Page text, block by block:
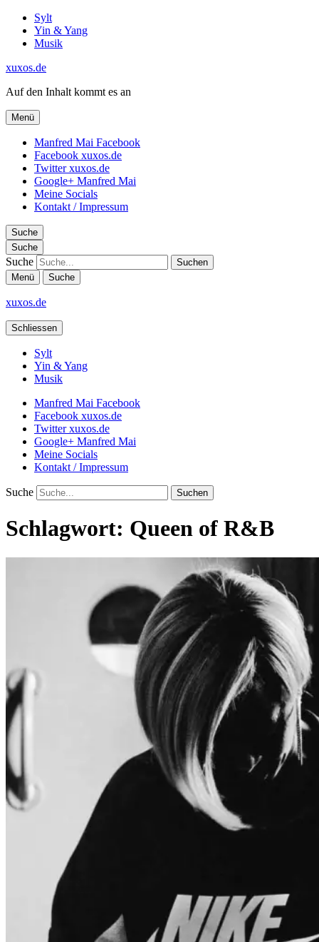
Sylt
Yin & Yang
Musik
xuxos.de
Auf den Inhalt kommt es an
Menü
Manfred Mai Facebook
Facebook xuxos.de
Twitter xuxos.de
Google+ Manfred Mai
Meine Socials
Kontakt / Impressum
Suche
Suche
Suche
Menü Suche
xuxos.de
Schliessen
Sylt
Yin & Yang
Musik
Manfred Mai Facebook
Facebook xuxos.de
Twitter xuxos.de
Google+ Manfred Mai
Meine Socials
Kontakt / Impressum
Suche
Schlagwort: Queen of R&B